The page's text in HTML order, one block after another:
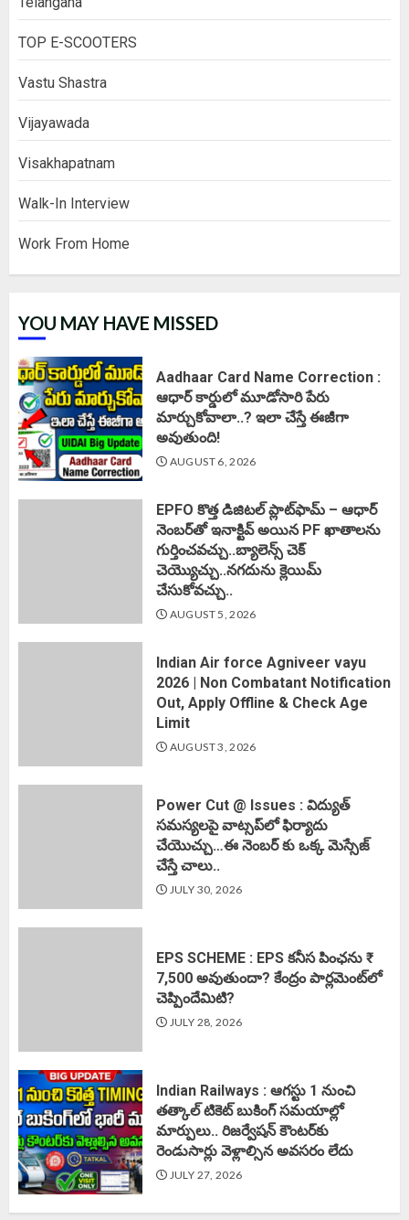
TOP E-SCOOTERS
Vastu Shastra
Vijayawada
Visakhapatnam
Walk-In Interview
Work From Home
YOU MAY HAVE MISSED
Aadhaar Card Name Correction :
ఆధార్ కార్డులో మూడోసారి పేరు
మార్చుకోవాలా..? ఇలా చేస్తే ఈజీగా
అవుతుంది!
AUGUST 6, 2026
EPFO కొత్త డిజిటల్ ప్లాట్‌ఫామ్‌ – ఆధార్
నెంబర్‌తో ఇనాక్టివ్ అయిన PF ఖాతాలను
గుర్తించవచ్చు..బ్యాలెన్స్ చెక్
చెయ్యొచ్చు..నగదును క్లెయిమ్
చేసుకోవచ్చు..
AUGUST 5, 2026
Indian Air force Agniveer vayu
2026 | Non Combatant Notification
Out, Apply Offline & Check Age
Limit
AUGUST 3, 2026
Power Cut @ Issues : విద్యుత్
సమస్యలపై వాట్సప్‌లో ఫిర్యాదు
చేయొచ్చు…ఈ నెంబర్ కు ఒక్క మెస్సేజ్
చేస్తే చాలు..
JULY 30, 2026
EPS SCHEME : EPS కనీస పింఛను ₹
7,500 అవుతుందా? కేంద్రం పార్లమెంట్‌లో
చెప్పిందేమిటి?
JULY 28, 2026
Indian Railways : ఆగస్టు 1 నుంచి
తత్కాల్‌ టికెట్‌ బుకింగ్‌ సమయాల్లో
మార్పులు.. రిజర్వేషన్ కౌంటర్‌కు
రెండుసార్లు వెళ్లాల్సిన అవసరం లేదు
JULY 27, 2026